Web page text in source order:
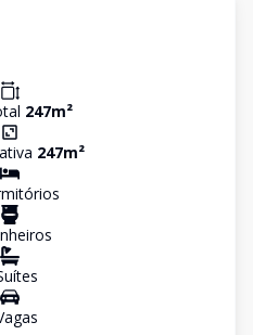
247m²
247m²
s
s
s
s